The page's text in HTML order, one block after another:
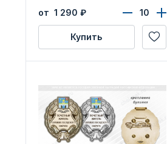
от 1 290 ₽
Купить